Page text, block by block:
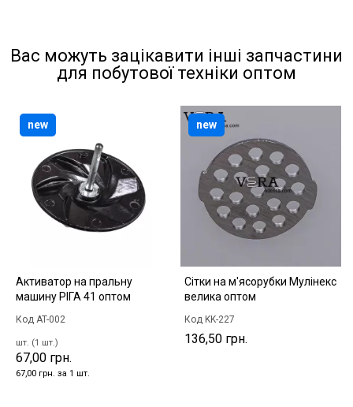
Вас можуть зацікавити інші запчастини
для побутової техніки оптом
Активатор на пральну
машину РІГА 41 оптом
Код AT-002
шт. (1 шт.)
67,00 грн.
67,00 грн. за 1 шт.
new
Сітки на м'ясорубки Mулінекс
велика оптом
Код KK-227
136,50 грн.
new